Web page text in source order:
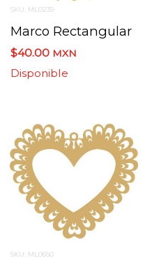
SKU: ML0239
Marco Rectangular
$40.00 MXN
Disponible
SKU: ML0660